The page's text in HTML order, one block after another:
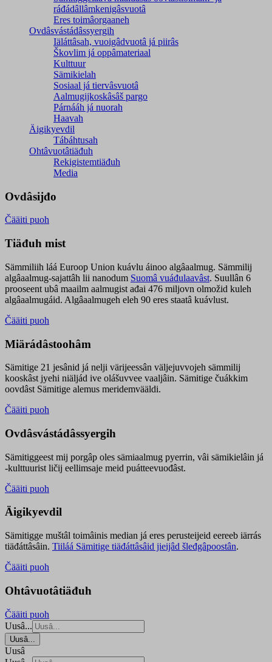
ráđádâllâmkenigâsvuotâ
Eres toimâorgaaneh
Ovdâsvástádâssyergih
Iäláttâsah, vuoigâdvuotâ já piirâs
Škovlim já oppâmateriaal
Kulttuur
Sämikielah
Sosiaal já tiervâsvuotâ
Aalmugijkoskâsâš pargo
Párnááh já nuorah
Haavah
Äigikyevdil
Tábáhtusah
Ohtâvuotâtiäđuh
Rekigistemtiäđuh
Media
Ovdâsijđo
Čääiti puoh
Tiäđuh mist
Sämmiliih láá Euroop Union kuávlu áinoo algâaalmug. Sämmilij
algâaalmug-sajattâh lii nanodum Suomâ vuáđulaavâst. Suullân 6
prooseent ubâ maailm aalmugist ađai 476 miljovn olmožid kuleh
algâaalmugáid. Algâaalmugeh eleh 90 eres staatâ kuávlust.
Čääiti puoh
Miärádâstoohâm
Sämitige 21 jesânid já nelji värijeessân väljejuvvojeh sämmilij
kooskâst jyehi niäljád ive olášuvvee vaaljâin. Sämitige čuákkim
oovdâst Sämitige alemus meridemvääldi.
Čääiti puoh
Ovdâsvástádâssyergih
Sämitiggeest mij porgâp oles sämiaalmug pyerrin, vâi sämikielâin já
-kulttuurist ličij eellimsaje meid puátteevuođâst.
Čääiti puoh
Äigikyevdil
Sämitigge muštâl toimâinis median já eres perusteijeid eereeb iärrás
tiäđáttâsâin. Tiiláá Sämitige tiäđáttâsâid jieijâd šleđgâpoostân.
Čääiti puoh
Ohtâvuotâtiäđuh
Čääiti puoh
Uusâ...
Uusâ...
Uusâ